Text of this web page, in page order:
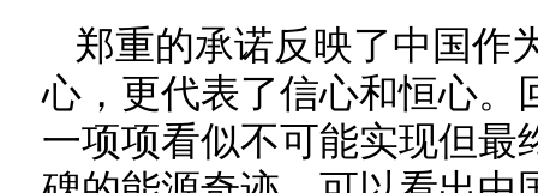
郑重的承诺反映了中国作
心，更代表了信心和恒心。
一项项看似不可能实现但最